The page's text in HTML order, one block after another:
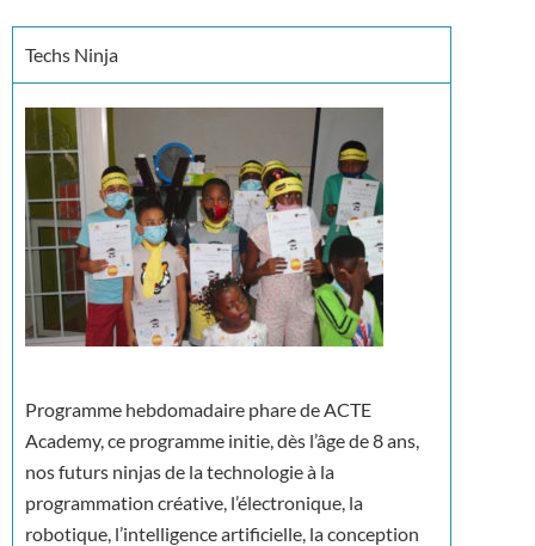
Techs Ninja
Programme hebdomadaire phare de ACTE
Academy, ce programme initie, dès l’âge de 8 ans,
nos futurs ninjas de la technologie à la
programmation créative, l’électronique, la
robotique, l’intelligence artificielle, la conception